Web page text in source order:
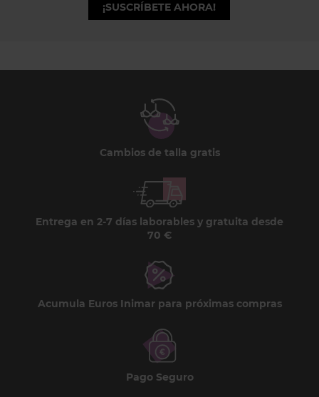
¡SUSCRÍBETE AHORA!
Cambios de talla gratis
Entrega en 2-7 días laborables y gratuita desde
70 €
Acumula Euros Inimar para próximas compras
Pago Seguro